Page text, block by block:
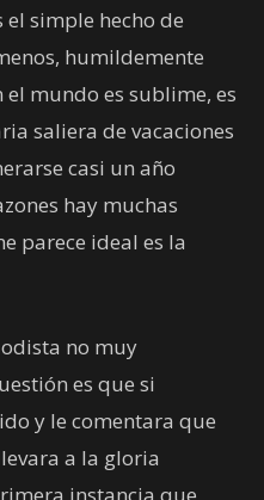
simple hecho de
humildemente
mundo es sublime, es
saliera de vacaciones
casi un año
hay muchas
parece ideal es la
no muy
es que si
y le comentara que
a la gloria